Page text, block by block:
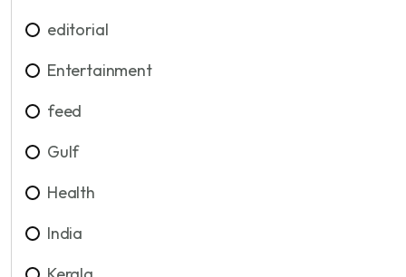
editorial
Entertainment
feed
Gulf
Health
India